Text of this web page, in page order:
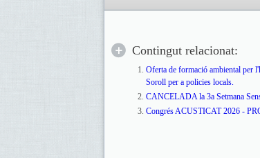
Contingut relacionat:
Oferta de formació ambiental per
Soroll per a policies locals.
CANCELADA la 3a Setmana
Congrés ACUSTICAT 2026 -